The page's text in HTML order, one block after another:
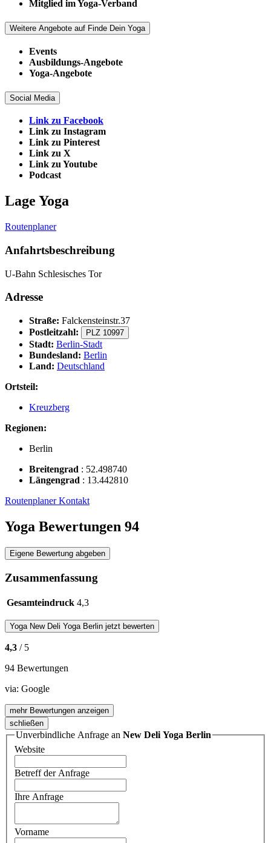
Mitglied im Yoga-Verband
Weitere Angebote auf Finde Dein Yoga
Events
Ausbildungs-Angebote
Yoga-Angebote
Social Media
Link zu Facebook
Link zu Instagram
Link zu Pinterest
Link zu X
Link zu Youtube
Podcast
Lage Yoga
Routenplaner
Anfahrtsbeschreibung
U-Bahn Schlesisches Tor
Adresse
Straße: Falckensteinstr.37
Postleitzahl:
PLZ 10997
Stadt: Berlin-Stadt
Bundesland: Berlin
Land: Deutschland
Ortsteil:
Kreuzberg
Regionen:
Berlin
Breitengrad : 52.498740
Längengrad : 13.442810
RoutenplanerKontakt
Yoga Bewertungen 94
Eigene Bewertung abgeben
Zusammenfassung
Gesamteindruck 4,3
Yoga New Deli Yoga Berlin jetzt bewerten
4,3 / 5
94 Bewertungen
via: Google
mehr Bewertungen anzeigen
schließen
Unverbindliche Anfrage an New Deli Yoga Berlin
Website
Betreff der Anfrage
Ihre Anfrage
Vorname